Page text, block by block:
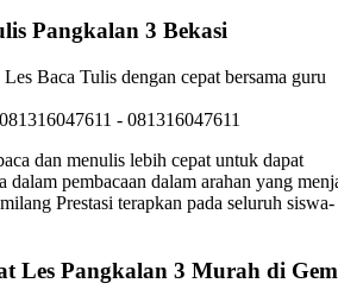
Pangkalan 3 Bekasi
Les Baca Tulis dengan cepat bersama guru
081316047611 - 081316047611
dan menulis lebih cepat untuk dapat
dalam pembacaan dalam arahan yang
Prestasi terapkan pada seluruh siswa-
Les Pangkalan 3 Murah di